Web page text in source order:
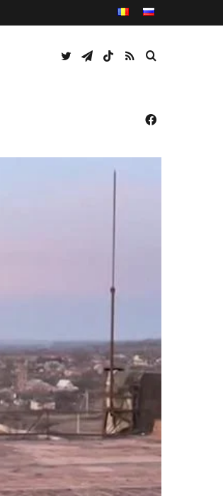
Caută
RSS
TikTok
Telegram
Twitter
Facebook